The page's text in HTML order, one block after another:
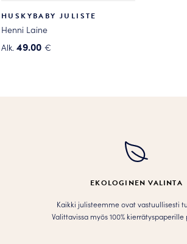
HUSKYBABY JULISTE
Henni Laine
Alk. 49.00 €
EKOLOGINEN VALINTA
Kaikki julisteemme ovat vastuullisesti
Valittavissa myös 100% kierrätyspaperille